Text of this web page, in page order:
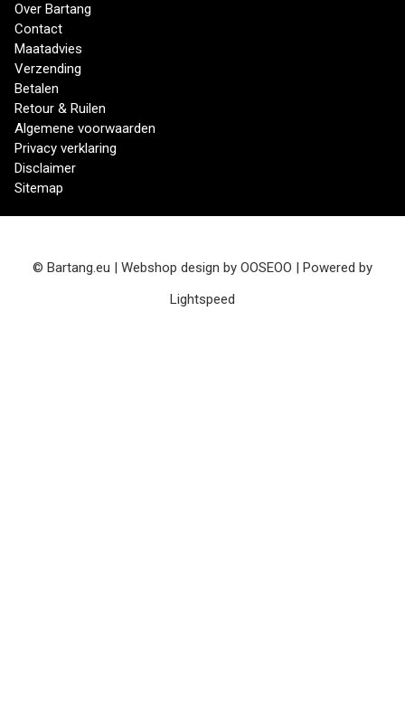
Over Bartang
Contact
Maatadvies
Verzending
Betalen
Retour & Ruilen
Algemene voorwaarden
Privacy verklaring
Disclaimer
Sitemap
© Bartang.eu | Webshop design by OOSEOO | Powered by
Lightspeed